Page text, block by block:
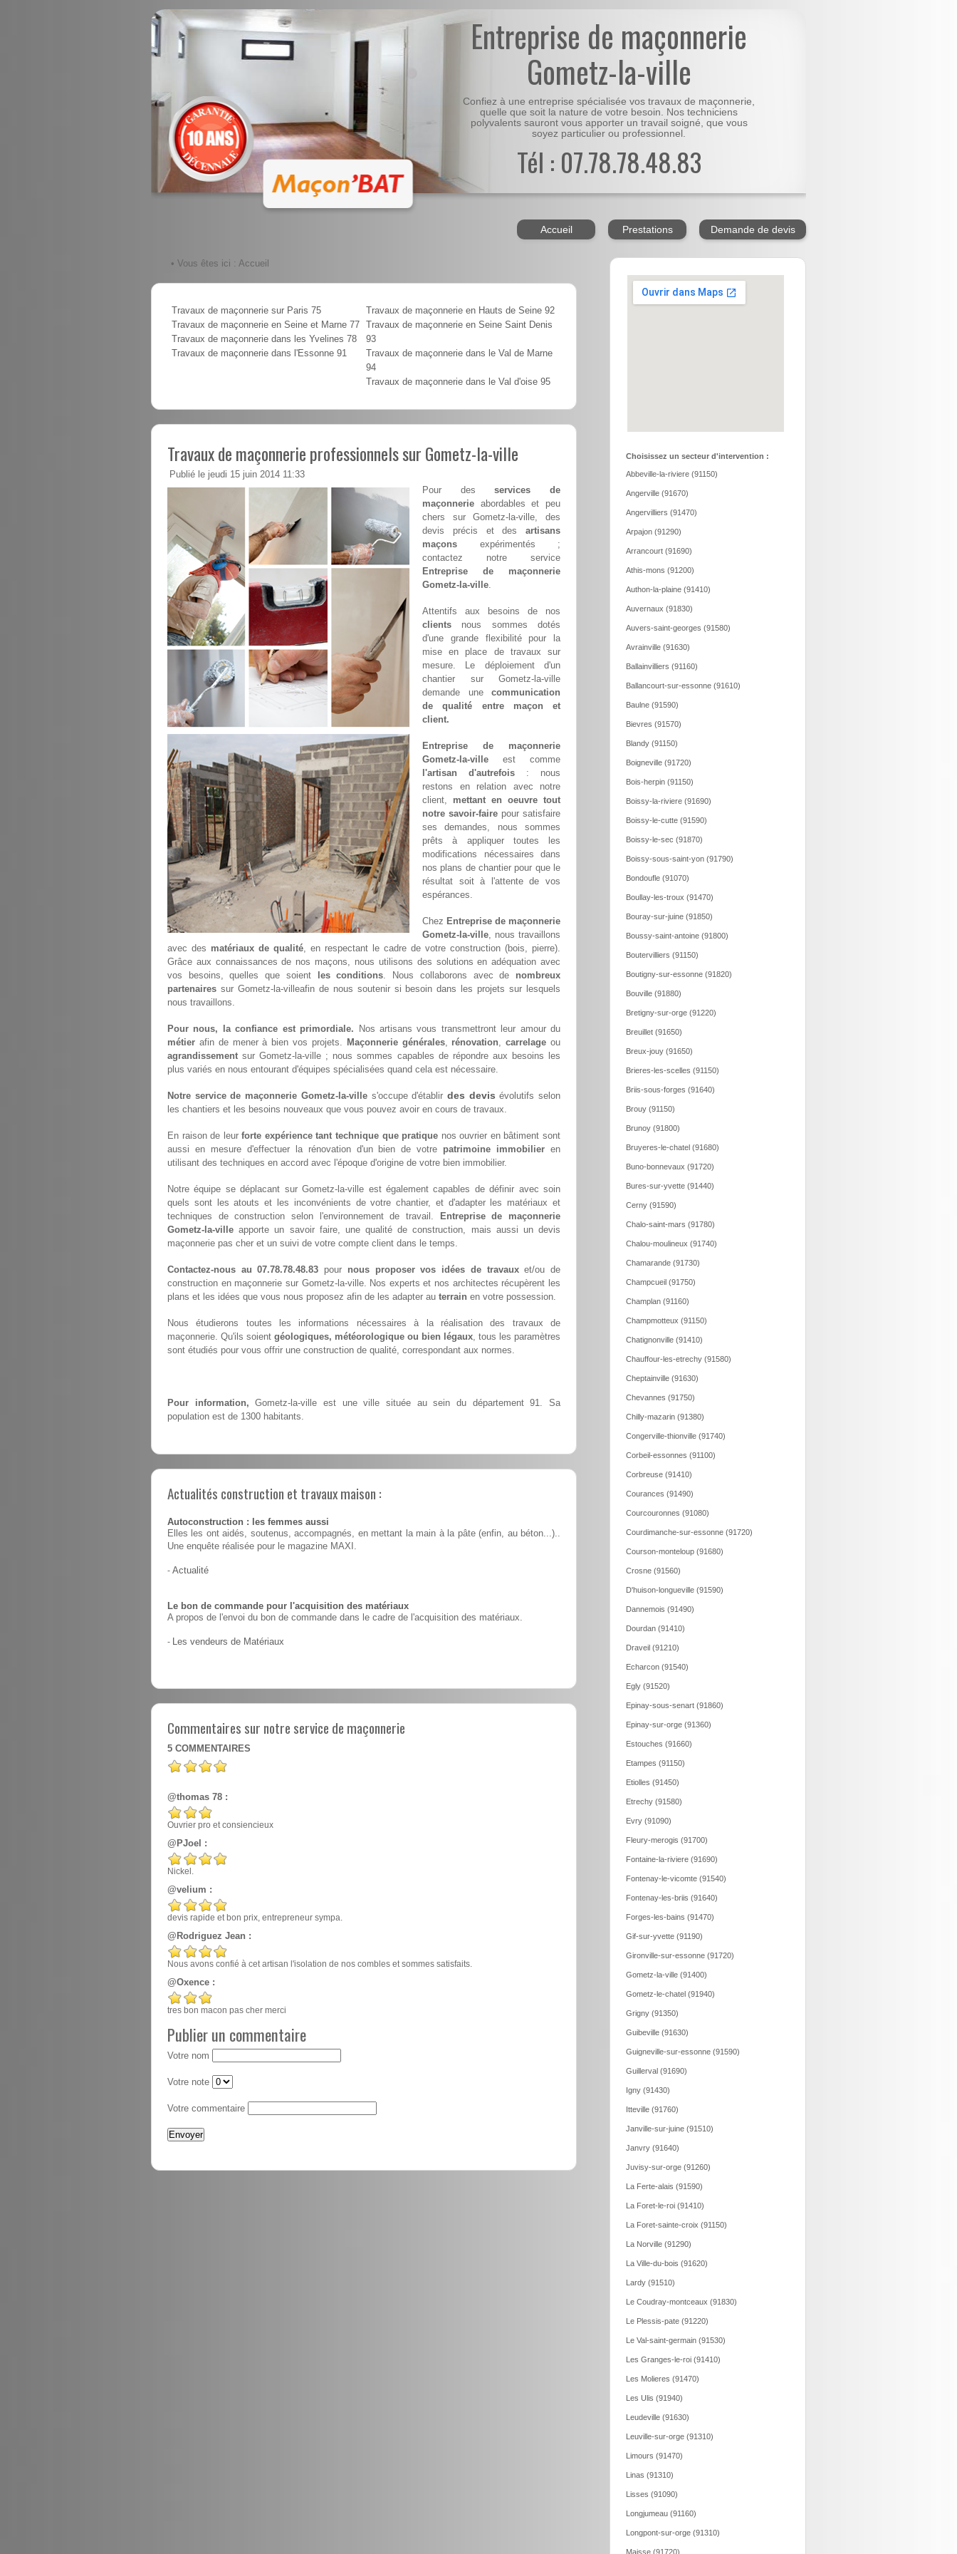
Entreprise de maçonnerie
Gometz-la-ville
Confiez à une entreprise spécialisée vos travaux de maçonnerie,
quelle que soit la nature de votre besoin. Nos techniciens
polyvalents sauront vous apporter un travail soigné, que vous
soyez particulier ou professionnel.
Tél : 07.78.78.48.83
Accueil Prestations Demande de devis
• Vous êtes ici : Accueil
Travaux de maçonnerie sur Paris 75
Travaux de maçonnerie en Seine et Marne 77
Travaux de maçonnerie dans les Yvelines 78
Travaux de maçonnerie dans l'Essonne 91
Travaux de maçonnerie en Hauts de Seine 92
Travaux de maçonnerie en Seine Saint Denis
93
Travaux de maçonnerie dans le Val de Marne
94
Travaux de maçonnerie dans le Val d'oise 95
Travaux de maçonnerie professionnels sur Gometz-la-ville
Publié le jeudi 15 juin 2014 11:33
Pour desservices de
maçonnerie abordables et peu
chers sur Gometz-la-ville, des
devis précis et des artisans
maçons expérimentés ;
contactez notre service
Entreprise de maçonnerie
Gometz-la-ville.
Attentifs aux besoins de nos
clients nous sommes dotés
d'une grande flexibilité pour la
mise en place de travaux sur
mesure. Le déploiement d'un
chantier sur Gometz-la-ville
demande une communication
de qualité entre maçon et
client.
Entreprise de maçonnerie
Gometz-la-ville est comme
l'artisan d'autrefois : nous
restons en relation avec notre
client, mettant en oeuvre tout
notre savoir-faire pour satisfaire
ses demandes, nous sommes
prêts à appliquer toutes les
modifications nécessaires dans
nos plans de chantier pour que le
résultat soit à l'attente de vos
espérances.
Chez Entreprise de maçonnerie
Gometz-la-ville, nous travaillons
avec des matériaux de qualité, en respectant le cadre de votre construction (bois, pierre).
Grâce aux connaissances de nos maçons, nous utilisons des solutions en adéquation avec
vos besoins, quelles que soient
les conditions. Nous collaborons avec de nombreux
partenaires sur Gometz-la-villeafin de nous soutenir si besoin dans les projets sur lesquels
nous travaillons.
Pour nous, la confiance est primordiale. Nos artisans vous transmettront leur amour du
métier afin de mener à bien vos projets. Maçonnerie générales, rénovation,carrelage ou
agrandissement sur Gometz-la-ville ; nous sommes capables de répondre aux besoins les
plus variés en nous entourant d'équipes spécialisées quand cela est nécessaire.
Notre service de maçonnerie Gometz-la-villes'occupe d'établir des devis évolutifs selon
les chantiers et les besoins nouveaux que vous pouvez avoir en cours de travaux.
En raison de leurforte expérience tant technique que pratique nos ouvrier en bâtiment sont
aussi en mesure d'effectuer la rénovation d'un bien de votre patrimoine immobilier en
utilisant des techniques en accord avec l'époque d'origine de votre bien immobilier.
Notre équipe se déplacant sur Gometz-la-ville est également capables de définir avec soin
quels sont les atouts et les inconvénients de votre chantier, et d'adapter les matériaux et
techniques de construction selon l'environnement de travail.
Entreprise de maçonnerie
Gometz-la-ville apporte un savoir faire, une qualité de construction, mais aussi un devis
maçonnerie pas cher et un suivi de votre compte client dans le temps.
Contactez-nous au 07.78.78.48.83 pour nous proposer vos idées de travauxet/ou de
construction en maçonnerie sur Gometz-la-ville. Nos experts et nos architectes récupèrent les
plans et les idées que vous nous proposez afin de les adapter au terrain en votre possession.
Nous étudierons toutes les informations nécessaires à la réalisation des travaux de
maçonnerie. Qu'ils soient géologiques, météorologique ou bien légaux, tous les paramètres
sont étudiés pour vous offrir une construction de qualité, correspondant aux normes.
Pour information, Gometz-la-ville est une ville située au sein du département 91. Sa
population est de 1300 habitants.
Actualités construction et travaux maison :
Autoconstruction : les femmes aussi
Elles les ont aidés, soutenus, accompagnés, en mettant la main à la pâte (enfin, au béton...)..
Une enquête réalisée pour le magazine MAXI.
- Actualité
Le bon de commande pour l'acquisition des matériaux
A propos de l'envoi du bon de commande dans le cadre de l'acquisition des matériaux.
- Les vendeurs de Matériaux
Commentaires sur notre service de maçonnerie
5 COMMENTAIRES
@thomas 78 :
Ouvrier pro et consiencieux
@PJoel :
Nickel.
@velium :
devis rapide et bon prix, entrepreneur sympa.
@Rodriguez Jean :
Nous avons confié à cet artisan l'isolation de nos combles et sommes satisfaits.
@Oxence :
tres bon macon pas cher merci
Publier un commentaire
Votre nom
Votre note
Votre commentaire
Choisissez un secteur d'intervention :
Abbeville-la-riviere (91150)
Angerville (91670)
Angervilliers (91470)
Arpajon (91290)
Arrancourt (91690)
Athis-mons (91200)
Authon-la-plaine (91410)
Auvernaux (91830)
Auvers-saint-georges (91580)
Avrainville (91630)
Ballainvilliers (91160)
Ballancourt-sur-essonne (91610)
Baulne (91590)
Bievres (91570)
Blandy (91150)
Boigneville (91720)
Bois-herpin (91150)
Boissy-la-riviere (91690)
Boissy-le-cutte (91590)
Boissy-le-sec (91870)
Boissy-sous-saint-yon (91790)
Bondoufle (91070)
Boullay-les-troux (91470)
Bouray-sur-juine (91850)
Boussy-saint-antoine (91800)
Boutervilliers (91150)
Boutigny-sur-essonne (91820)
Bouville (91880)
Bretigny-sur-orge (91220)
Breuillet (91650)
Breux-jouy (91650)
Brieres-les-scelles (91150)
Briis-sous-forges (91640)
Brouy (91150)
Brunoy (91800)
Bruyeres-le-chatel (91680)
Buno-bonnevaux (91720)
Bures-sur-yvette (91440)
Cerny (91590)
Chalo-saint-mars (91780)
Chalou-moulineux (91740)
Chamarande (91730)
Champcueil (91750)
Champlan (91160)
Champmotteux (91150)
Chatignonville (91410)
Chauffour-les-etrechy (91580)
Cheptainville (91630)
Chevannes (91750)
Chilly-mazarin (91380)
Congerville-thionville (91740)
Corbeil-essonnes (91100)
Corbreuse (91410)
Courances (91490)
Courcouronnes (91080)
Courdimanche-sur-essonne (91720)
Courson-monteloup (91680)
Crosne (91560)
D'huison-longueville (91590)
Dannemois (91490)
Dourdan (91410)
Draveil (91210)
Echarcon (91540)
Egly (91520)
Epinay-sous-senart (91860)
Epinay-sur-orge (91360)
Estouches (91660)
Etampes (91150)
Etiolles (91450)
Etrechy (91580)
Evry (91090)
Fleury-merogis (91700)
Fontaine-la-riviere (91690)
Fontenay-le-vicomte (91540)
Fontenay-les-briis (91640)
Forges-les-bains (91470)
Gif-sur-yvette (91190)
Gironville-sur-essonne (91720)
Gometz-la-ville (91400)
Gometz-le-chatel (91940)
Grigny (91350)
Guibeville (91630)
Guigneville-sur-essonne (91590)
Guillerval (91690)
Igny (91430)
Itteville (91760)
Janville-sur-juine (91510)
Janvry (91640)
Juvisy-sur-orge (91260)
La Ferte-alais (91590)
La Foret-le-roi (91410)
La Foret-sainte-croix (91150)
La Norville (91290)
La Ville-du-bois (91620)
Lardy (91510)
Le Coudray-montceaux (91830)
Le Plessis-pate (91220)
Le Val-saint-germain (91530)
Les Granges-le-roi (91410)
Les Molieres (91470)
Les Ulis (91940)
Leudeville (91630)
Leuville-sur-orge (91310)
Limours (91470)
Linas (91310)
Lisses (91090)
Longjumeau (91160)
Longpont-sur-orge (91310)
Maisse (91720)